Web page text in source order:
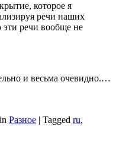
которое я
речи наших
эти речи вообще не
и весьма очевидно.…
Разное | Tagged ru,